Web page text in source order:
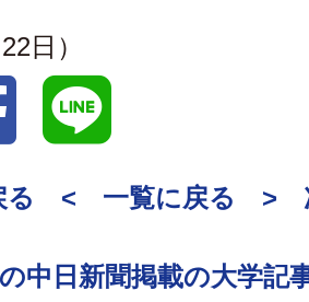
日）
る < 一覧に戻る >
中日新聞掲載の大学記